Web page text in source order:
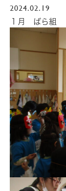
2024.02.19
１月 ばら組